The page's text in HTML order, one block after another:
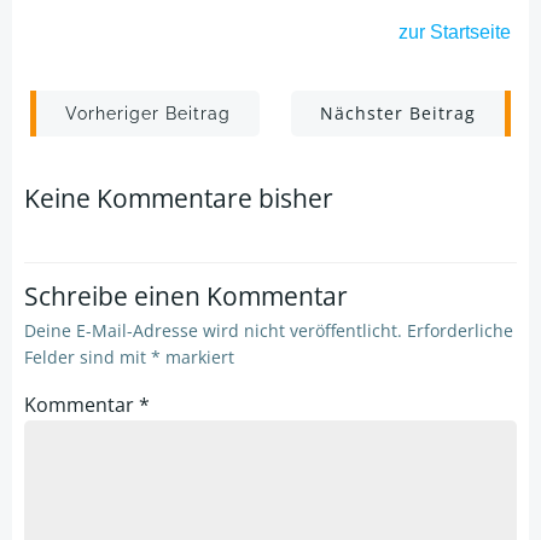
zur Startseite
Post
navigation
Vorheriger Beitrag
Post
navigation
Nächster Beitrag
Keine Kommentare bisher
Schreibe einen Kommentar
Deine E-Mail-Adresse wird nicht veröffentlicht. Erforderliche
Felder sind mit * markiert
Kommentar*